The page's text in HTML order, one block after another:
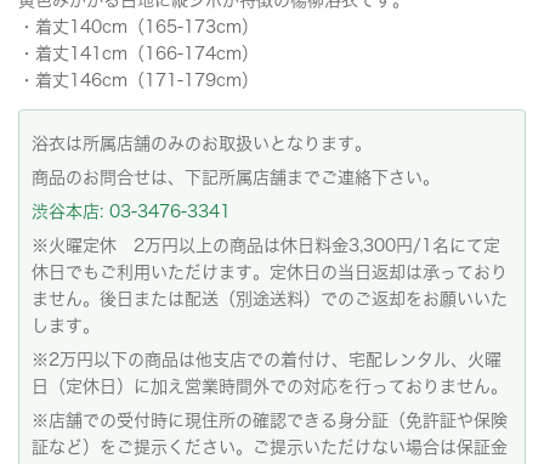
・着丈140cm（165-173cm）
・着丈141cm（166-174cm）
・着丈146cm（171-179cm）
浴衣は所属店舗のみのお取扱いとなります。
商品のお問合せは、下記所属店舗までご連絡下さい。
渋谷本店: 03-3476-3341
※火曜定休 2万円以上の商品は休日料金3,300円/1名にて定
休日でもご利用いただけます。定休日の当日返却は承っており
ません。後日または配送（別途送料）でのご返却をお願いいた
します。
※2万円以下の商品は他支店での着付け、宅配レンタル、火曜
日（定休日）に加え営業時間外での対応を行っておりません。
※店舗での受付時に現住所の確認できる身分証（免許証や保険
証など）をご提示ください。ご提示いただけない場合は保証金